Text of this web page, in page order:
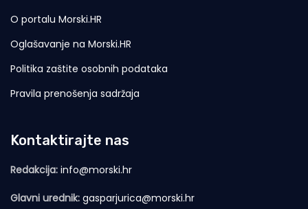
O portalu Morski.HR
Oglašavanje na Morski.HR
Politika zaštite osobnih podataka
Pravila prenošenja sadržaja
Kontaktirajte nas
Redakcija: info@morski.hr
Glavni urednik: gasparjurica@morski.hr